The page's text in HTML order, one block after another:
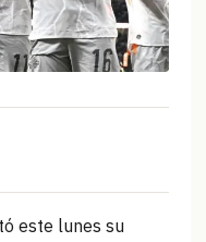
este lunes su